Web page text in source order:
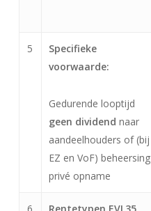
5
Specifieke
voorwaarde:
Gedurende looptijd
geen dividend naar
aandeelhouders of (bij
EZ en VoF) beheersing
privé opname
6 Rentetypen EVL35